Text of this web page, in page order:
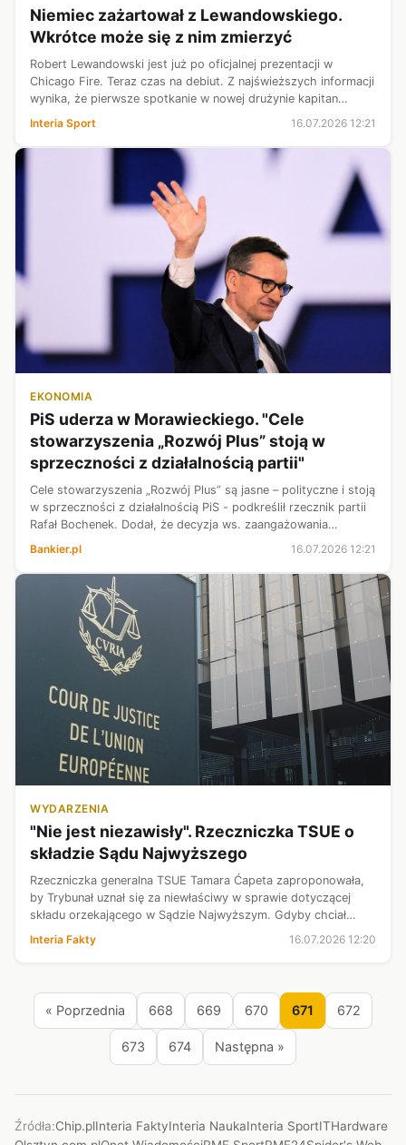
Niemiec zażartował z Lewandowskiego.
Wkrótce może się z nim zmierzyć
Robert Lewandowski jest już po oficjalnej prezentacji w
Chicago Fire. Teraz czas na debiut. Z najświeższych informacji
wynika, że pierwsze spotkanie w nowej drużynie kapitan
godz. 2.30 czasu ...
Interia Sport 16.07.2026 12:21
EKONOMIA
PiS uderza w Morawieckiego. "Cele
stowarzyszenia „Rozwój Plus” stoją w
sprzeczności z działalnością partii"
Cele stowarzyszenia „Rozwój Plus” są jasne – polityczne i stoją
w sprzeczności z działalnością PiS - podkreślił rzecznik partii
Rafał Bochenek. Dodał, że decyzja ws. zaangażowania
termin na podję...
Bankier.pl 16.07.2026 12:21
WYDARZENIA
"Nie jest niezawisły". Rzeczniczka TSUE o
składzie Sądu Najwyższego
Rzeczniczka generalna TSUE Tamara Ćapeta zaproponowała,
by Trybunał uznał się za niewłaściwy w sprawie dotyczącej
składu orzekającego w Sądzie Najwyższym. Gdyby chciał
jest niezawisłym sąde...
Interia Fakty 16.07.2026 12:20
« Poprzednia 668 669 670 671 672
673 674 Następna »
Źródła:Chip.plInteria FaktyInteria NaukaInteria SportITHardware